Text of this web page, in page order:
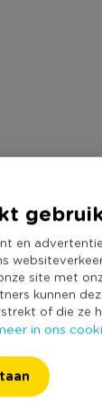
en
site met
kunnen
of die ze
in ons